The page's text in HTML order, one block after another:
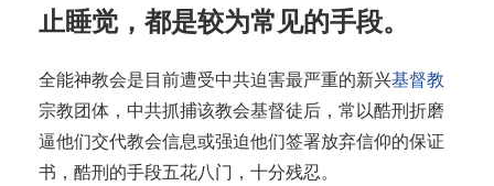
止睡觉，都是较为常见的手段。
全能神教会是目前遭受中共迫害最严重的新兴基督教
宗教团体，中共抓捕该教会基督徒后，常以酷刑折磨
逼他们交代教会信息或强迫他们签署放弃信仰的保证
书，酷刑的手段五花八门，十分残忍。